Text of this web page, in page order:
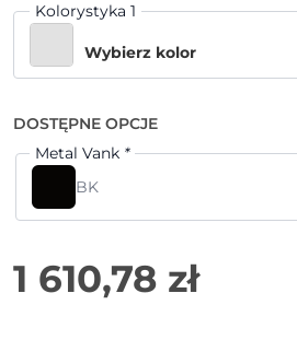
Kolorystyka 1
Wybierz kolor
DOSTĘPNE OPCJE
Metal Vank *
BK